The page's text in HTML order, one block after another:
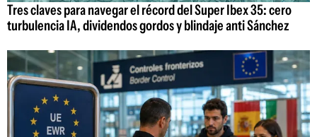
Tres claves para navegar el récord del Super Ibex 35: cero
turbulencia IA, dividendos gordos y blindaje anti Sánchez